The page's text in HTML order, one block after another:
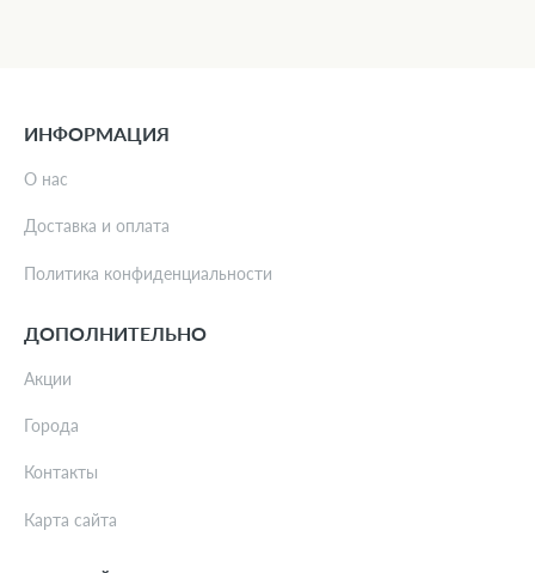
ИНФОРМАЦИЯ
О нас
Доставка и оплата
Политика конфиденциальности
ДОПОЛНИТЕЛЬНО
Акции
Города
Контакты
Карта сайта